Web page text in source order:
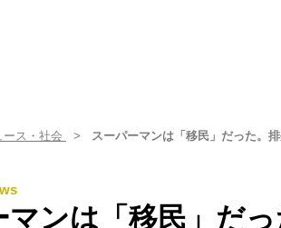
ース・社会
スーパーマンは「移民」だった。
マンは「移民」だ